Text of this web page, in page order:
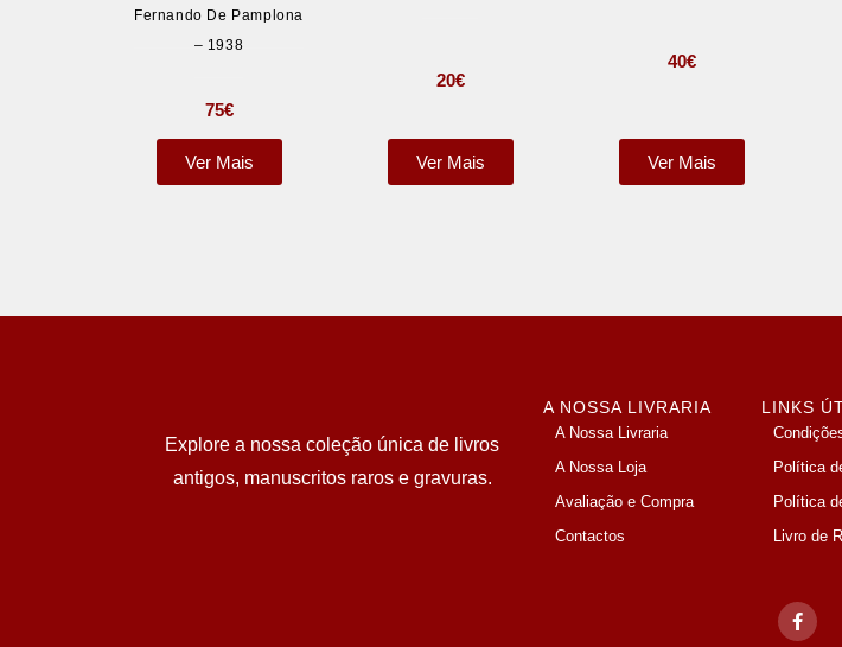
Fernando De Pamplona
– 1938
75€
Ver Mais
20€
Ver Mais
40€
Ver Mais
Explore a nossa coleção única de livros
antigos, manuscritos raros e gravuras.
A NOSSA LIVRARIA
A Nossa Livraria
A Nossa Loja
Avaliação e Compra
Contactos
LINKS
Política
Política
Livro de